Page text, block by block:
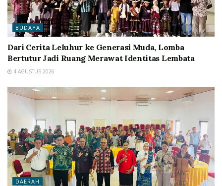
BUDAYA
Dari Cerita Leluhur ke Generasi Muda, Lomba
Bertutur Jadi Ruang Merawat Identitas Lembata
4 AGUSTUS 2026
DAERAH